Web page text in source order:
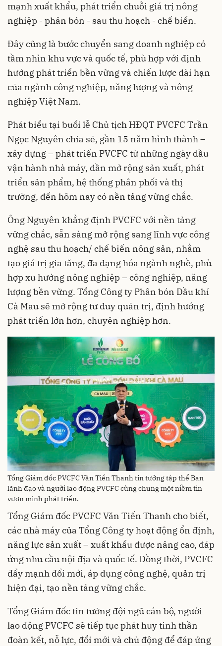
mạnh xuất khẩu, phát triển chuỗi giá trị nông
nghiệp - phân bón - sau thu hoạch - chế biến.
Đây cũng là bước chuyển sang doanh nghiệp có
tầm nhìn khu vực và quốc tế, phù hợp với định
hướng phát triển bền vững và chiến lược dài hạn
của ngành công nghiệp, năng lượng và nông
nghiệp Việt Nam.
Phát biểu tại buổi lễ Chủ tịch HĐQT PVCFC Trần
Ngọc Nguyên chia sẻ, gần 15 năm hình thành –
xây dựng – phát triển PVCFC từ những ngày đầu
vận hành nhà máy, dần mở rộng sản xuất, phát
triển sản phẩm, hệ thống phân phối và thị
trường, đến hôm nay có nền tảng vững chắc.
Ông Nguyên khẳng định PVCFC với nền tảng
vững chắc, sẵn sàng mở rộng sang lĩnh vực công
nghệ sau thu hoạch/ chế biến nông sản, nhằm
tạo giá trị gia tăng, đa dạng hóa ngành nghề, phù
hợp xu hướng nông nghiệp – công nghiệp, năng
lượng bền vững. Tổng Công ty Phân bón Dầu khí
Cà Mau sẽ mở rộng tư duy quản trị, định hướng
phát triển lớn hơn, chuyên nghiệp hơn.
Tổng Giám đốc PVCFC Văn Tiến Thanh tin tưởng tập thể Ban
lãnh đạo và người lao động PVCFC cùng chung một niềm tin
vươn mình phát triển.
Tổng Giám đốc PVCFC Văn Tiến Thanh cho biết,
các nhà máy của Tổng Công ty hoạt động ổn định,
năng lực sản xuất – xuất khẩu được nâng cao, đáp
ứng nhu cầu nội địa và quốc tế. Đồng thời, PVCFC
đẩy mạnh đổi mới, áp dụng công nghệ, quản trị
hiện đại, tạo nền tảng vững chắc.
Tổng Giám đốc tin tưởng đội ngũ cán bộ, người
lao động PVCFC sẽ tiếp tục phát huy tinh thần
đoàn kết, nỗ lực, đổi mới và chủ động để đáp ứng